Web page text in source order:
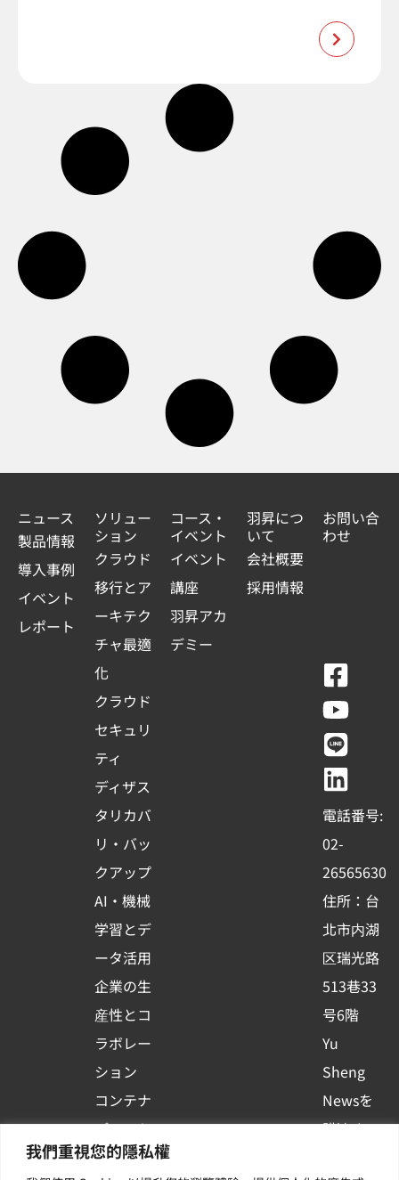
我們重視您的隱私權
ニュース
製品情報
導入事例
イベント
レポート
ソリュー
ション
クラウド
移行とア
ーキテク
チャ最適
化
クラウド
セキュリ
ティ
ディザス
タリカバ
リ・バッ
クアップ
AI・機械
学習とデ
ータ活用
企業の生
産性とコ
ラボレー
ション
コンテナ
プラット
フォーム
コース・
イベント
イベント
講座
羽昇アカ
デミー
羽昇につ
いて
会社概要
採用情報
お問い合
わせ
F
a
c
e
b
o
o
k
-
s
q
u
a
r
e
Y
o
u
t
u
b
e
L
i
n
e
L
i
n
k
e
d
i
n
電話番号:
02-
26565630
住所：台
北市内湖
区瑞光路
513巷33
号6階
Yu
Sheng
Newsを
購読する